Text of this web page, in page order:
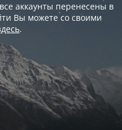
аккаунты перенесены в
Вы можете со своими
.